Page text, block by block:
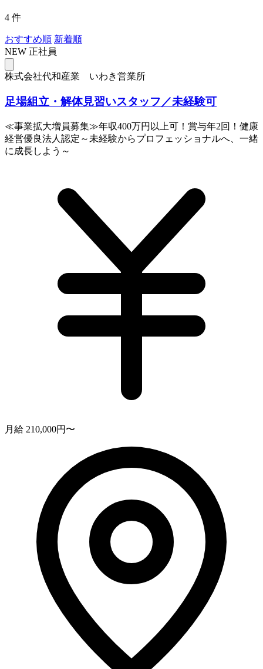
4 件
おすすめ順 新着順
NEW 正社員
株式会社代和産業 いわき営業所
足場組立・解体見習いスタッフ／未経験可
≪事業拡大増員募集≫年収400万円以上可！賞与年2回！健康
経営優良法人認定～未経験からプロフェッショナルへ、一緒
に成長しよう～
月給 210,000円〜